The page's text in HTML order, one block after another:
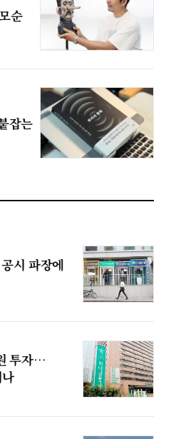
순
잡는
시 파장에
투자…